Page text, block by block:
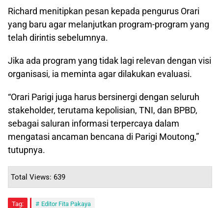
Richard menitipkan pesan kepada pengurus Orari
yang baru agar melanjutkan program-program yang
telah dirintis sebelumnya.
Jika ada program yang tidak lagi relevan dengan visi
organisasi, ia meminta agar dilakukan evaluasi.
“Orari Parigi juga harus bersinergi dengan seluruh
stakeholder, terutama kepolisian, TNI, dan BPBD,
sebagai saluran informasi terpercaya dalam
mengatasi ancaman bencana di Parigi Moutong,”
tutupnya.
Total Views: 639
Tag:
Editor Fita Pakaya